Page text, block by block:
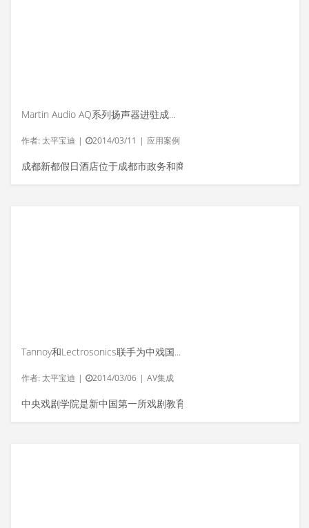
Martin Audio AQ系列扬声器进驻成都新都假日酒店
作者: 太平宝迪 | 2014/03/11 | 应用案例
成都新都假日酒店位于成都市政务和商...
Tannoy和Lectrosonics联手为中戏国际会议厅打造完美的音视频及会议系统
作者: 太平宝迪 | 2014/03/06 | AV集成
中央戏剧学院是新中国第一所戏剧教育...